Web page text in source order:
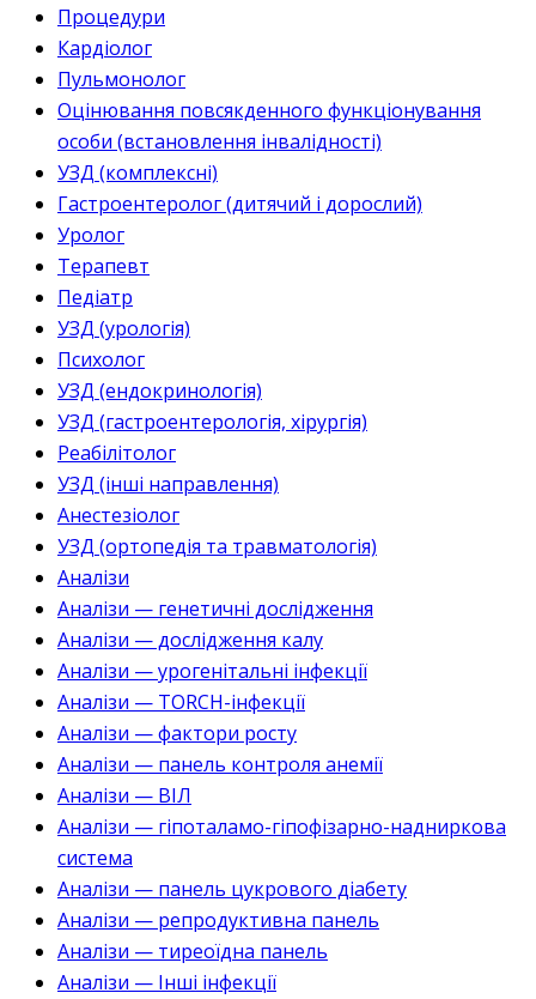
Процедури
Кардіолог
Пульмонолог
Оцінювання повсякденного функціонування
особи (встановлення інвалідності)
УЗД (комплексні)
Гастроентеролог (дитячий і дорослий)
Уролог
Терапевт
Педіатр
УЗД (урологія)
Психолог
УЗД (ендокринологія)
УЗД (гастроентерологія, хірургія)
Реабілітолог
УЗД (інші направлення)
Анестезіолог
УЗД (ортопедія та травматологія)
Аналізи
Аналізи — генетичні дослідження
Аналізи — дослідження калу
Аналізи — урогенітальні інфекції
Аналізи — TORCH-інфекції
Аналізи — фактори росту
Аналізи — панель контроля анемії
Аналізи — ВІЛ
Аналізи — гіпоталамо-гіпофізарно-надниркова
система
Аналізи — панель цукрового діабету
Аналізи — репродуктивна панель
Аналізи — тиреоїдна панель
Аналізи — Інші інфекції